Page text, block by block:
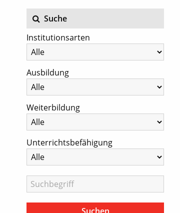
Suche
Institutionsarten
Ausbildung
Weiterbildung
Unterrichtsbefähigung